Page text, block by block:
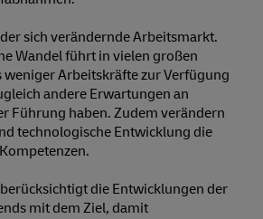
sich verändernde Arbeitsmarkt.
Wandel führt in vielen großen
weniger Arbeitskräfte zur Verfügung
andere Erwartungen an
Führung haben. Zudem verändern
technologische Entwicklung die
die Entwicklungen der
mit dem Ziel, damit